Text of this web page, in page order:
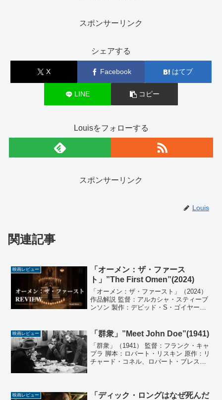
スポンサーリンク
シェアする
X Facebook はてブ
LINE コピー
Louisをフォローする
スポンサーリンク
Louis
関連記事
映画レビュー
「オーメン：ザ・ファース
ト」”The First Omen”(2024)
「オーメン：ザ・ファースト」（2024）
作品解説 監督：アルカシャ・スティーブ
ンソン 製作：デビッド・S・ゴイヤー、
ツァー 原案：ベン・ジャコビー 脚本：テ
ィム・...
映画レビュー 「群衆」”Meet John Doe”(1941)
「群衆」（1941） 監督：フランク・キャ
プラ 脚本：ロバート・リスキン 原作：リ
チャード・コネル、ロバート・プレスネ
ーバラ...
映画レビュー
「ディック・ロングはなぜ死んだ